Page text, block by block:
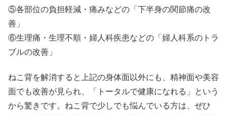
⑤各部位の負担軽減・痛みなどの「下半身の関節痛の改
善」
⑥生理痛・生理不順・婦人科疾患などの「婦人科系のトラ
ブルの改善」
ねこ背を解消すると上記の身体面以外にも、精神面や美容
面でも改善が見られ、「トータルで健康になれる」という
から驚きです。ねこ背で少しでも悩んでいる方は、ぜひ